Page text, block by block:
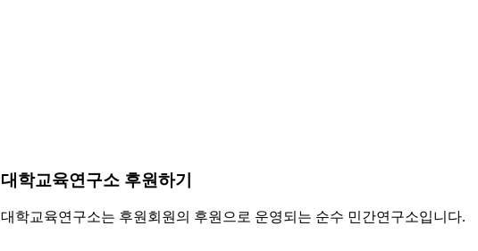
대학교육연구소 후원하기
대학교육연구소는 후원회원의 후원으로 운영되는 순수 민간연구소입니다.